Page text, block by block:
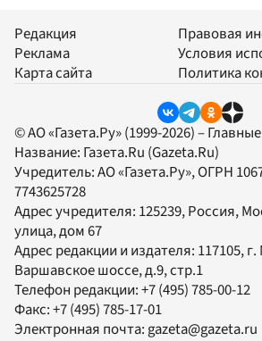
Редакция
Реклама
Карта сайта
Правовая
Условия
Политика
© АО «Газета.Ру» (1999-2026) –
Название: Газета.Ru (Gazeta.Ru)
Учредитель:АО «Газета.Ру», ОГРН
7743625728
Адрес учредителя: 125239, Россия,
улица, дом 67
Адрес редакции и издателя: 117105, г.
Варшавское шоссе, д.9, стр.1
Телефон редакции:+7 (495) 785-00-12
Факс:+7 (495) 785-17-01
Электронная почта: gazeta@gazeta.ru